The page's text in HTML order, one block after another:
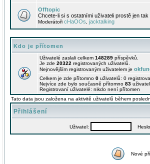
Offtopic
Chcete-li si s ostatními uživateli prostě jen tak
Moderátoři cHaOOs jacktalking
Kdo je přítomen
Uživatelé zaslali celkem 148289 příspěvků.
Je zde 20322 registrovaných uživatelů.
Nejnovějším registrovaným uživatelem je
Celkem je zde přítomno 0 uživatelů: 0
Nejvíce zde bylo současně přítomno 83
Registrovaní uživatelé: nikdo není přítomen
Tato data jsou založena na aktivitě uživatelů během
Přihlášení
Uživatel:
Nové